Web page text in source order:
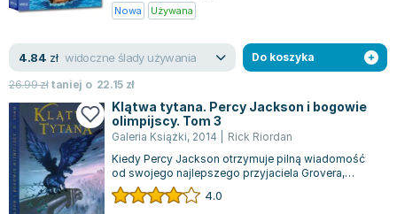
Nowa
Używana
4.84 zł widoczne ślady używania
26.99złtaniej o 22.15 zł
Do koszyka
Klątwa tytana. Percy Jackson i bogowie
olimpijscy. Tom 3
Galeria Książki, 2014
Rick Riordan
Kiedy Percy Jackson otrzymuje pilną wiadomość
od swojego najlepszego przyjaciela Grovera,
natychmiast rusza na pomoc. Razem z przy...
4.0